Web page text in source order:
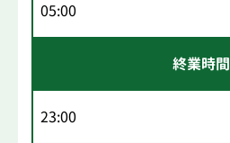
05:00
終業時間
23:00